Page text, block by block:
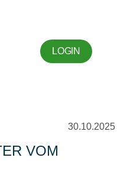
LOGIN
30.10.2025
VOM